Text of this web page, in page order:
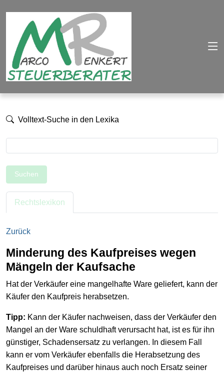
Volltext-Suche in den Lexika
Suchen
Rechtslexikon
Zurück
Minderung des Kaufpreises wegen
Mängeln der Kaufsache
Hat der Verkäufer eine mangelhafte Ware geliefert, kann der
Käufer den Kaufpreis herabsetzen.
Tipp: Kann der Käufer nachweisen, dass der Verkäufer den
Mangel an der Ware schuldhaft verursacht hat, ist es für ihn
günstiger, Schadensersatz zu verlangen. In diesem Fall
kann er vom Verkäufer ebenfalls die Herabsetzung des
Kaufpreises und darüber hinaus auch noch Ersatz seiner